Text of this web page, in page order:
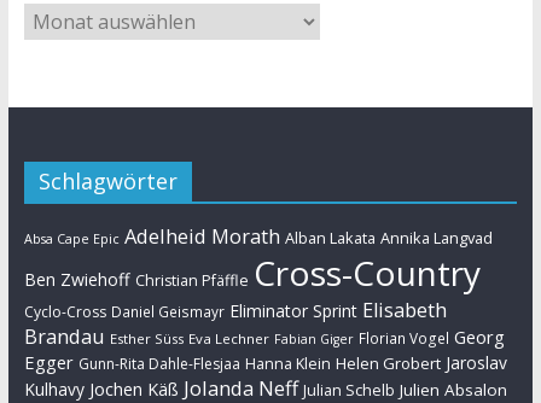
Schlagwörter
Absa Cape Epic Adelheid Morath Alban Lakata Annika Langvad
Ben Zwiehoff Christian Pfäffle Cross-Country
Cyclo-Cross Daniel Geismayr Eliminator Sprint Elisabeth
Brandau Esther Süss Eva Lechner Fabian Giger Florian Vogel Georg
Egger Gunn-Rita Dahle-Flesjaa Hanna Klein Helen Grobert Jaroslav
Kulhavy Jochen Käß Jolanda Neff Julian Schelb Julien Absalon